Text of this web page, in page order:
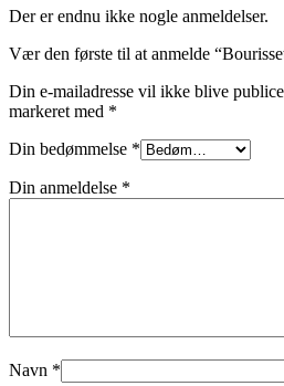
Der er endnu ikke nogle anmeldelser.
Vær den første til at anmelde
Din e-mailadresse vil ikke blive
markeret med *
Din bedømmelse *
Din anmeldelse *
Navn *